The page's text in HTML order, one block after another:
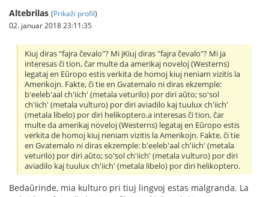
Altebrilas (Prikaži profil)
02. januar 2018 23:11:35
Kiuj diras "fajra ĉevalo"? Mi jKiuj diras "fajra ĉevalo"? Mi ja
interesas ĉi tion, ĉar multe da amerikaj noveloj (Westerns)
legataj en Eŭropo estis verkita de homoj kiuj neniam vizitis la
Amerikojn. Fakte, ĉi tie en Gvatemalo ni diras ekzemple:
b'eeleb'aal ch'iich' (metala veturilo) por diri aŭto; so'sol
ch'iich' (metala vulturo) por diri aviadilo kaj tuulux ch'iich'
(metala libelo) por diri helikoptero.a interesas ĉi tion, ĉar
multe da amerikaj noveloj (Westerns) legataj en Eŭropo estis
verkita de homoj kiuj neniam vizitis la Amerikojn. Fakte, ĉi tie
en Gvatemalo ni diras ekzemple: b'eeleb'aal ch'iich' (metala
veturilo) por diri aŭto; so'sol ch'iich' (metala vulturo) por diri
aviadilo kaj tuulux ch'iich' (metala libelo) por diri helikoptero.
Bedaŭrinde, mia kulturo pri tiuj lingvoj estas malgranda. La